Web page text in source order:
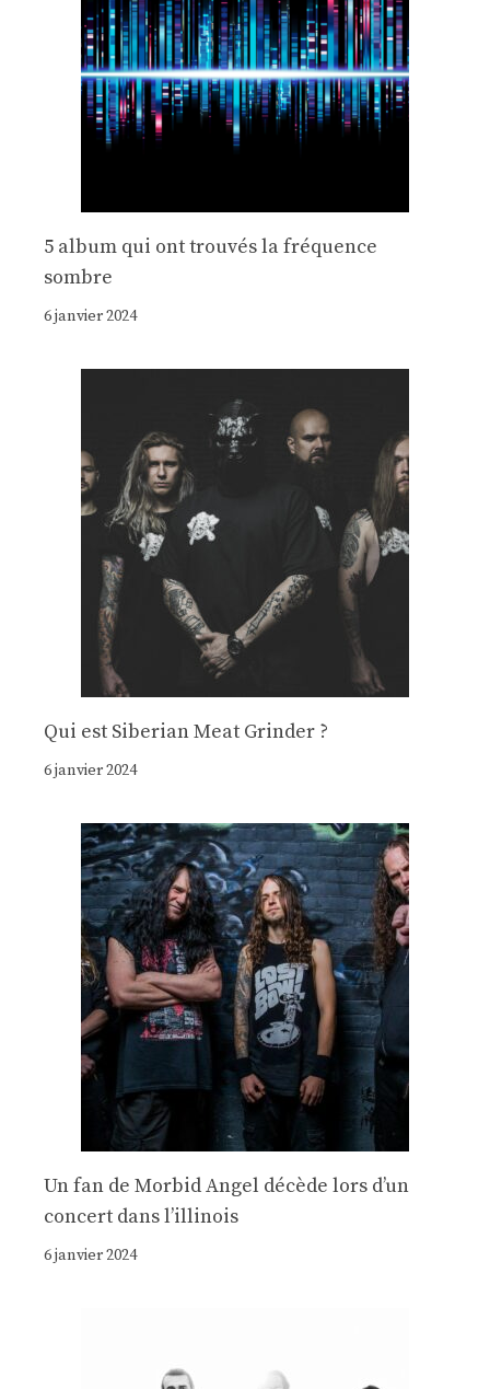
5 album qui ont trouvés la fréquence
sombre
6 janvier 2024
Qui est Siberian Meat Grinder ?
6 janvier 2024
Un fan de Morbid Angel décède lors d’un
concert dans l’illinois
6 janvier 2024